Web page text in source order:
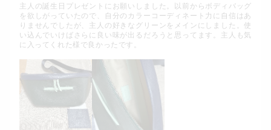
主人の誕生日プレゼントにお願いしました。以前からボディバッグ
を欲しがっていたので、自分のカラーコーディネート力に自信はあ
りませんでしたが、主人の好きなグリーンをメインにしました。使
い込んでいけばさらに良い味が出るだろうと思ってます。主人も気
に入ってくれた様で良かったです。